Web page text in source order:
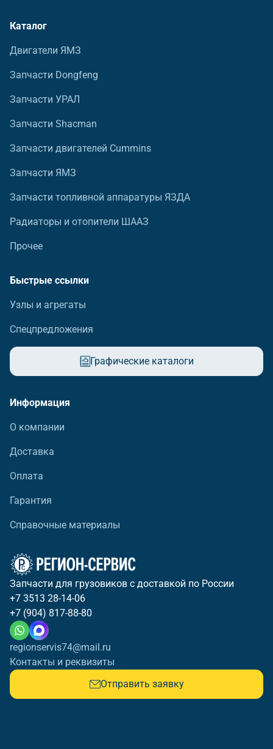
Каталог
Двигатели ЯМЗ
Запчасти Dongfeng
Запчасти УРАЛ
Запчасти Shacman
Запчасти двигателей Cummins
Запчасти ЯМЗ
Запчасти топливной аппаратуры ЯЗДА
Радиаторы и отопители ШААЗ
Прочее
Быстрые ссылки
Узлы и агрегаты
Спецпредложения
Графические каталоги
Информация
О компании
Доставка
Оплата
Гарантия
Справочные материалы
Запчасти для грузовиков с доставкой по России
+7 3513 28-14-06
+7 (904) 817-88-80
regionservis74@mail.ru
Контакты и реквизиты
Отправить заявку